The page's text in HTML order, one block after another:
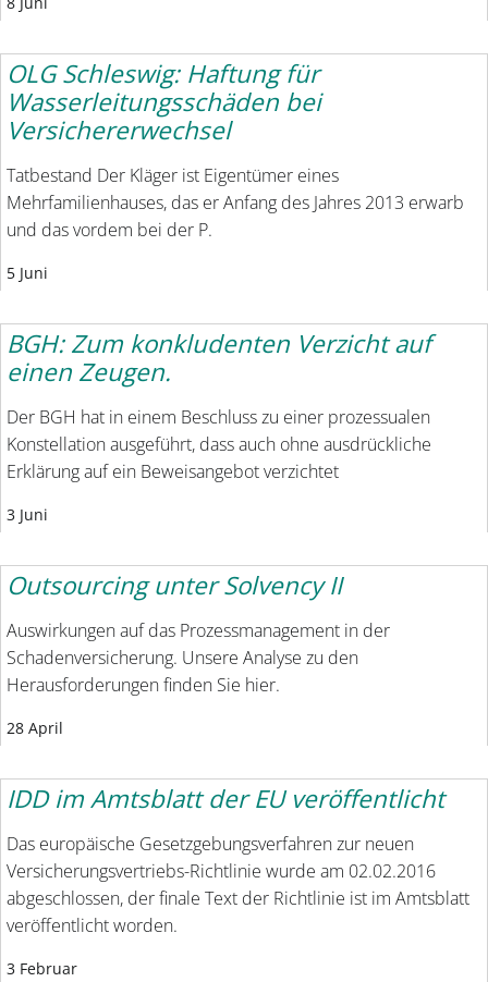
OLG Schleswig: Haftung für
Wasserleitungsschäden bei
Versichererwechsel
Tatbestand Der Kläger ist Eigentümer eines
Mehrfamilienhauses, das er Anfang des Jahres 2013 erwarb
und das vordem bei der P.
5 Juni
BGH: Zum konkludenten Verzicht auf
einen Zeugen.
Der BGH hat in einem Beschluss zu einer prozessualen
Konstellation ausgeführt, dass auch ohne ausdrückliche
Erklärung auf ein Beweisangebot verzichtet
3 Juni
Outsourcing unter Solvency II
Auswirkungen auf das Prozessmanagement in der
Schadenversicherung. Unsere Analyse zu den
Herausforderungen finden Sie hier.
28 April
IDD im Amtsblatt der EU veröffentlicht
Das europäische Gesetzgebungsverfahren zur neuen
Versicherungsvertriebs-Richtlinie wurde am 02.02.2016
abgeschlossen, der finale Text der Richtlinie ist im Amtsblatt
veröffentlicht worden.
3 Februar